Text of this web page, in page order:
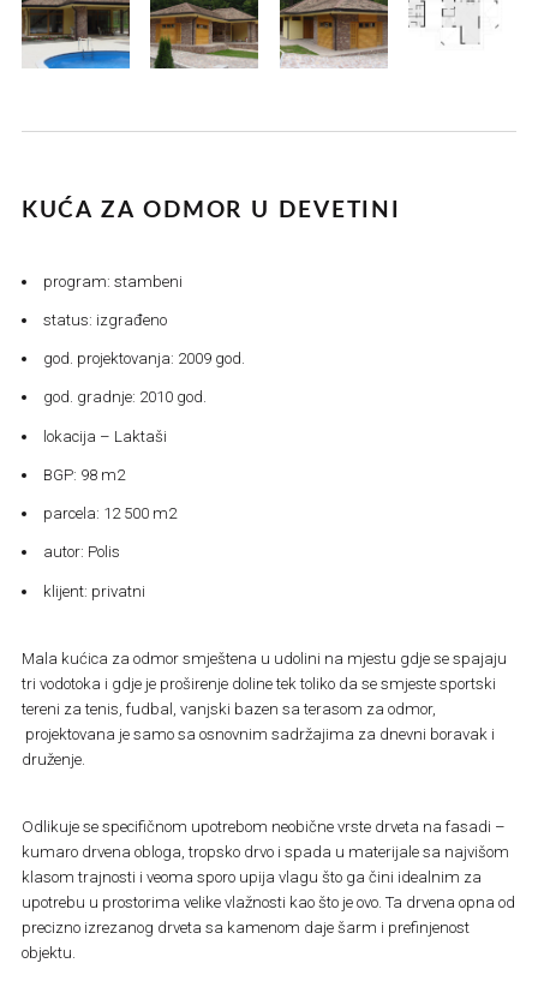
KUĆA ZA ODMOR U DEVETINI
program: stambeni
status: izgrađeno
god. projektovanja: 2009 god.
god. gradnje: 2010 god.
lokacija – Laktaši
BGP: 98 m2
parcela: 12 500 m2
autor: Polis
klijent: privatni
Mala kućica za odmor smještena u udolini na mjestu gdje se spajaju
tri vodotoka i gdje je proširenje doline tek toliko da se smjeste sportski
tereni za tenis, fudbal, vanjski bazen sa terasom za odmor,
projektovana je samo sa osnovnim sadržajima za dnevni boravak i
druženje.
Odlikuje se specifičnom upotrebom neobične vrste drveta na fasadi –
kumaro drvena obloga, tropsko drvo i spada u materijale sa najvišom
klasom trajnosti i veoma sporo upija vlagu što ga čini idealnim za
upotrebu u prostorima velike vlažnosti kao što je ovo. Ta drvena opna od
precizno izrezanog drveta sa kamenom daje šarm i prefinjenost
objektu.